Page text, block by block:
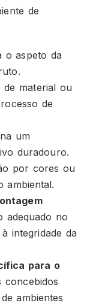
de
o aspeto da
de material ou
de
um
duradouro.
por cores ou
ambiental.
adequado no
integridade da
para o
concebidos
ambientes